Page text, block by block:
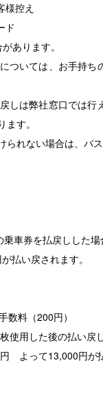
様控え
ド
あります。
ついては、お手持
しは弊社窓口では
す。
れない場合は、バ
車券を払戻しした場
い戻されます。
数料（200円）
使用した後の払い戻
よって13,000円が